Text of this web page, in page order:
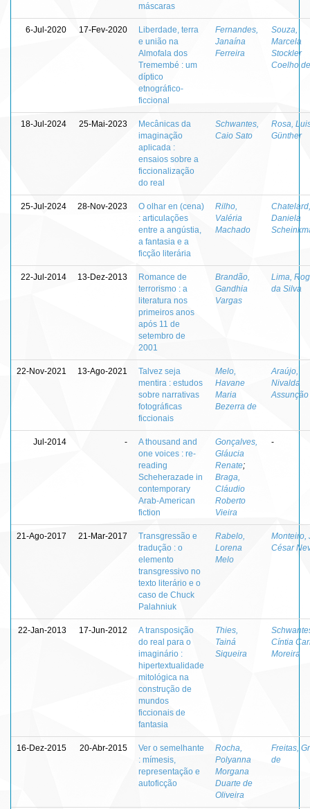
máscaras
6-Jul-2020 17-Fev-2020
Liberdade, terra
e união na
Almofala dos
Tremembé : um
díptico
etnográfico-
ficcional
Fernandes,
Janaína
Ferreira
Souza,
Marcela
Stockler
Coelho de
18-Jul-2024 25-Mai-2023
Mecânicas da
imaginação
aplicada :
ensaios sobre a
ficcionalização
do real
Schwantes,
Caio Sato
Rosa,
Günther
25-Jul-2024 28-Nov-2023
O olhar en (cena)
: articulações
entre a angústia,
a fantasia e a
ficção literária
Rilho,
Valéria
Machado
Chatelard,
Daniela
22-Jul-2014 13-Dez-2013
Romance de
terrorismo : a
literatura nos
primeiros anos
após 11 de
setembro de
2001
Brandão,
Gandhia
Vargas
Lima,
da Silva
22-Nov-2021 13-Ago-2021
Talvez seja
mentira : estudos
sobre narrativas
fotográficas
ficcionais
Melo,
Havane
Maria
Bezerra de
Araújo,
Nivalda
Jul-2014 -
A thousand and
one voices : re-
reading
Scheherazade in
contemporary
Arab-American
fiction
Gonçalves,
Gláucia
Renate;
Braga,
Cláudio
Roberto
Vieira
-
21-Ago-2017 21-Mar-2017
Transgressão e
tradução : o
elemento
transgressivo no
texto literário e o
caso de Chuck
Palahniuk
Rabelo,
Lorena
Melo
Monteiro,
César
22-Jan-2013 17-Jun-2012
A transposição
do real para o
imaginário :
hipertextualidade
mitológica na
construção de
mundos
ficcionais de
fantasia
Thies,
Tainá
Siqueira
Cíntia
Moreira
16-Dez-2015 20-Abr-2015
Ver o semelhante
: mímesis,
representação e
autoficção
Rocha,
Polyanna
Morgana
Duarte de
Oliveira
Freitas,
de